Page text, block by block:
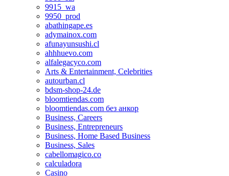
9915_wa
9950_prod
abathingape.es
adymainox.com
afunayunsushi.cl
ahhhuevo.com
alfalegacyco.com
Arts & Entertainment, Celebrities
autourban.cl
bdsm-shop-24.de
bloomtiendas.com
bloomtiendas.com без анкор
Business, Careers
Business, Entrepreneurs
Business, Home Based Business
Business, Sales
cabellomagico.co
calculadora
Casino